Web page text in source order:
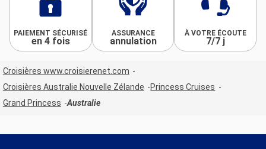
PAIEMENT SÉCURISÉ
en 4 fois
ASSURANCE
annulation
À VOTRE ÉCOUTE
7/7 j
Croisières www.croisierenet.com
Croisières Australie Nouvelle Zélande
Princess Cruises
Grand Princess
Australie